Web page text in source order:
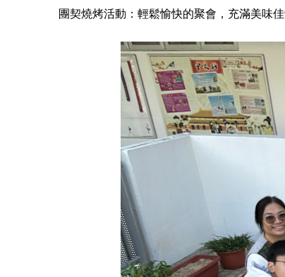
團契燒烤活動：輕鬆愉快的聚會，充滿美味